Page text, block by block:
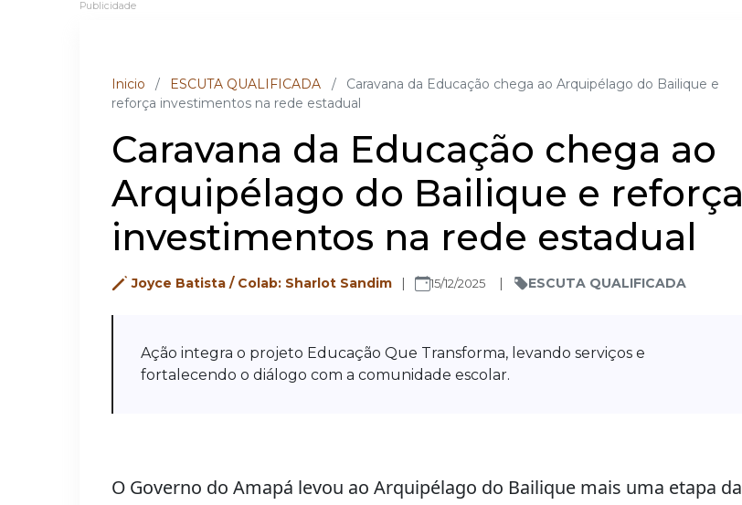
Publicidade
Inicio / ESCUTA QUALIFICADA /
Caravana da Educação chega ao Arquipélago do Bailique e
reforça investimentos na rede estadual
Caravana da Educação chega ao
Arquipélago do Bailique e reforça
investimentos na rede estadual
Joyce Batista / Colab: Sharlot Sandim 15/12/2025 ESCUTA QUALIFICADA
Ação integra o projeto Educação Que Transforma, levando serviços e
fortalecendo o diálogo com a comunidade escolar.
O Governo do Amapá levou ao Arquipélago do Bailique mais uma etapa da